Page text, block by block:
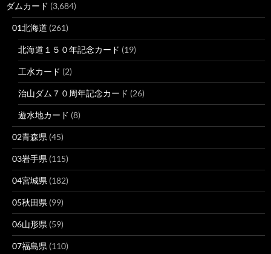
ダムカード (3,684)
01北海道 (261)
北海道１５０年記念カード (19)
工水カード (2)
治山ダム７０周年記念カード (26)
遊水地カード (8)
02青森県 (45)
03岩手県 (115)
04宮城県 (182)
05秋田県 (99)
06山形県 (59)
07福島県 (110)